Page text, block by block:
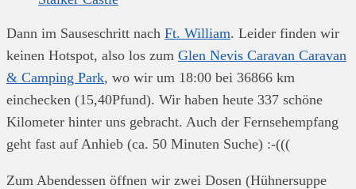
Dann im Sauseschritt nach Ft. William. Leider finden wir
keinen Hotspot, also los zum Glen Nevis Caravan Caravan
& Camping Park, wo wir um 18:00 bei 36866 km
einchecken (15,40Pfund). Wir haben heute 337 schöne
Kilometer hinter uns gebracht. Auch der Fernsehempfang
geht fast auf Anhieb (ca. 50 Minuten Suche) :-(((
Zum Abendessen öffnen wir zwei Dosen (Hühnersuppe